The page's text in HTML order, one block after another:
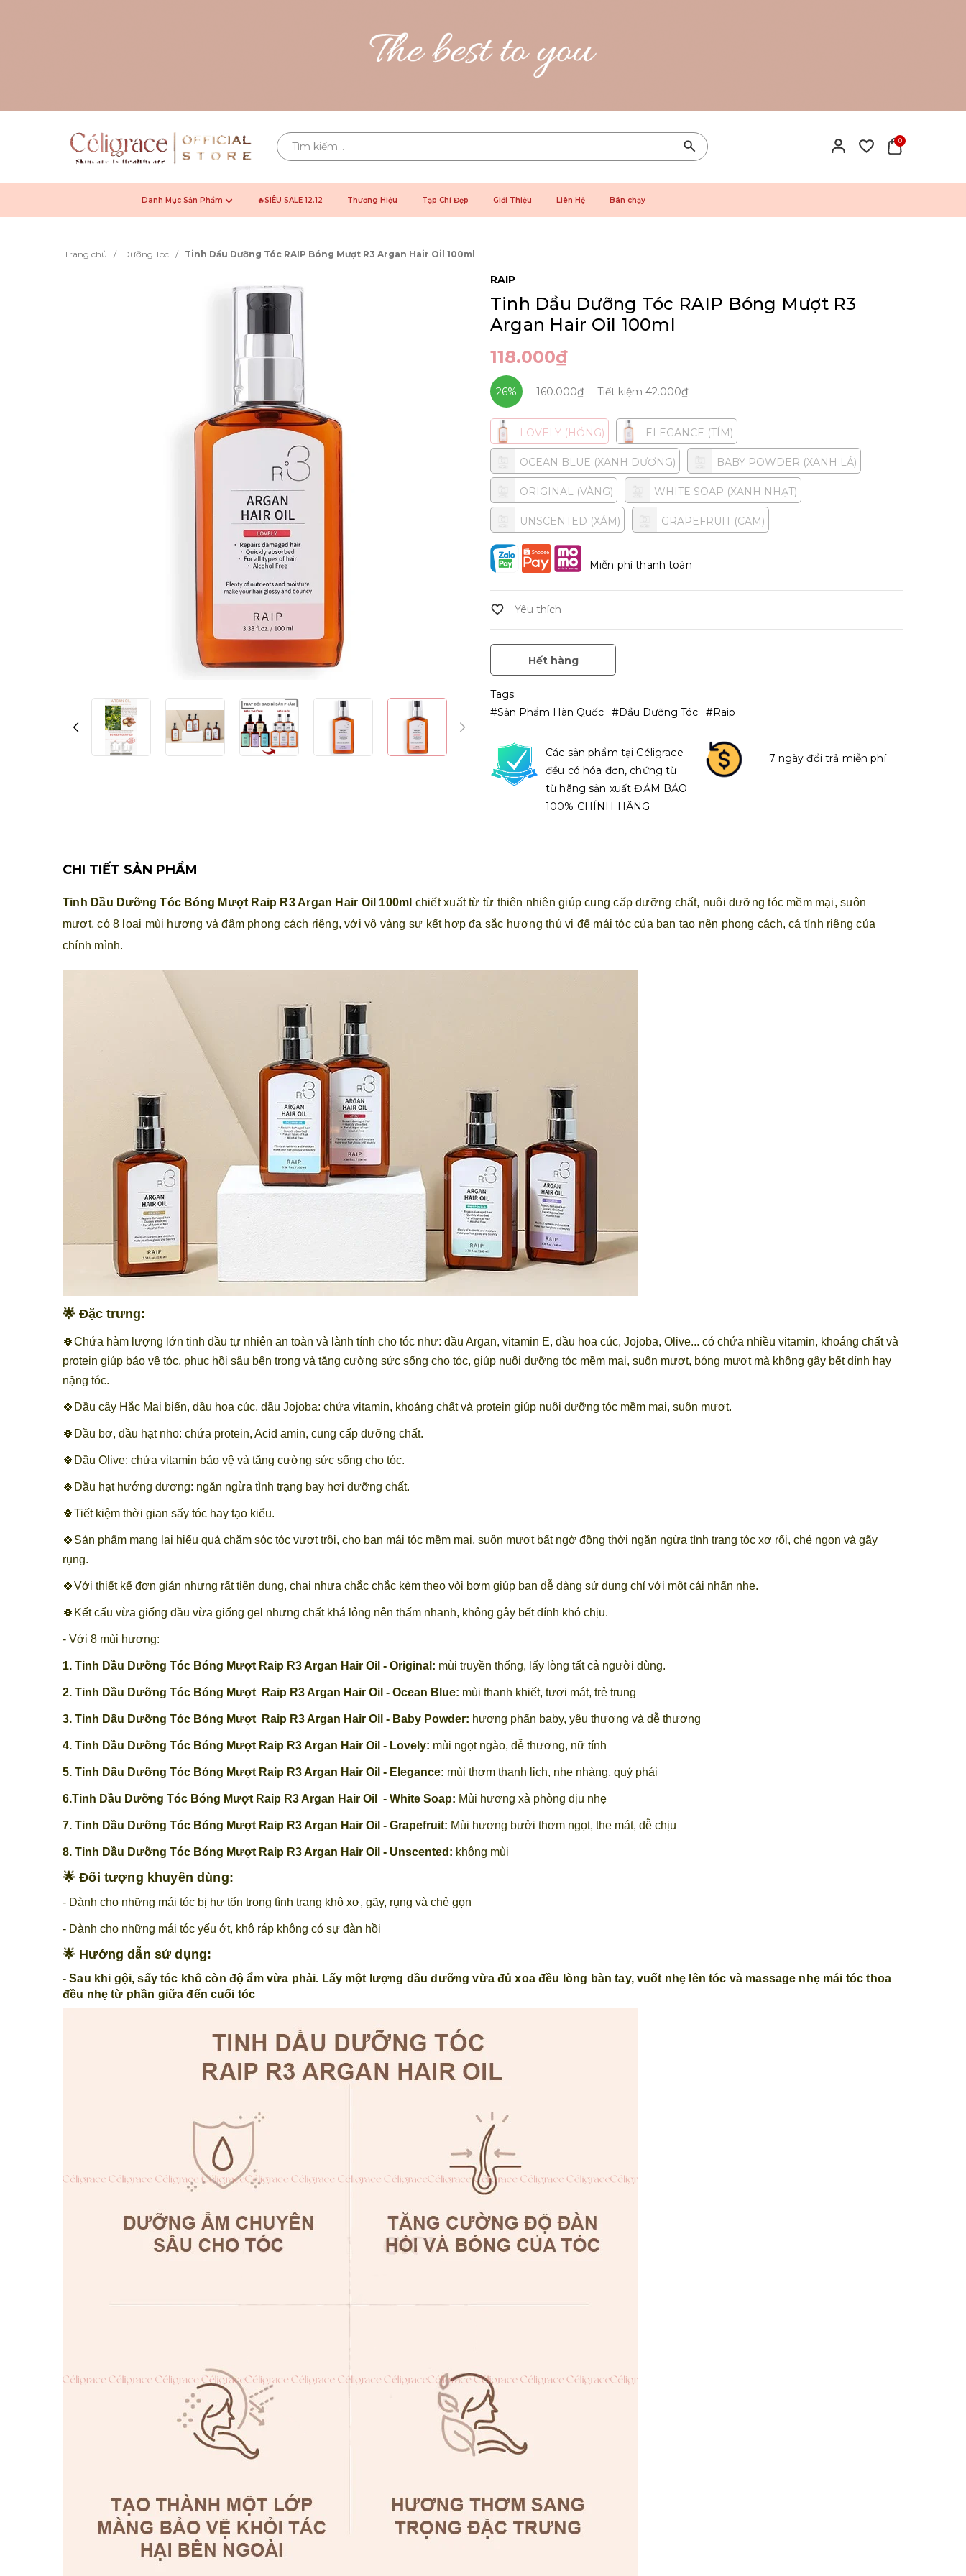
0
Danh Mục Sản Phẩm 🔥SIÊU SALE 12.12 Thương Hiệu Tạp Chí Đẹp Giới Thiệu Liên Hệ Bán chạy
Trang chủ / Dưỡng Tóc / Tinh Dầu Dưỡng Tóc RAIP Bóng Mượt R3 Argan Hair Oil 100ml
RAIP
Tinh Dầu Dưỡng Tóc RAIP Bóng Mượt R3
Argan Hair Oil 100ml
118.000₫
-26% 160.000₫ Tiết kiệm 42.000₫
LOVELY (HỒNG) ELEGANCE (TÍM)
OCEAN BLUE (XANH DƯƠNG) BABY POWDER (XANH LÁ)
ORIGINAL (VÀNG) WHITE SOAP (XANH NHẠT)
UNSCENTED (XÁM) GRAPEFRUIT (CAM)
Miễn phí thanh toán
Hết hàng
Tags:
#Sản Phẩm Hàn Quốc
#Dầu Dưỡng Tóc #Raip
Các sản phẩm tại Céligrace
đều có hóa đơn, chứng từ
từ hãng sản xuất ĐẢM BẢO
100% CHÍNH HÃNG
7 ngày đổi trả miễn phí
CHI TIẾT SẢN PHẨM
Tinh Dầu Dưỡng Tóc Bóng Mượt Raip R3 Argan Hair Oil 100ml chiết xuất từ từ thiên nhiên giúp cung cấp dưỡng chất, nuôi dưỡng tóc mềm mại, suôn
mượt, có 8 loại mùi hương và đậm phong cách riêng, với vô vàng sự kết hợp đa sắc hương thú vị để mái tóc của bạn tạo nên phong cách, cá tính riêng của
chính mình.
🌟 Đặc trưng:
🍀Chứa hàm lượng lớn tinh dầu tự nhiên an toàn và lành tính cho tóc như: dầu Argan, vitamin E, dầu hoa cúc, Jojoba, Olive... có chứa nhiều vitamin, khoáng chất và
protein giúp bảo vệ tóc, phục hồi sâu bên trong và tăng cường sức sống cho tóc, giúp nuôi dưỡng tóc mềm mại, suôn mượt, bóng mượt mà không gây bết dính hay
nặng tóc.
🍀Dầu cây Hắc Mai biển, dầu hoa cúc, dầu Jojoba: chứa vitamin, khoáng chất và protein giúp nuôi dưỡng tóc mềm mại, suôn mượt.
🍀Dầu bơ, dầu hạt nho: chứa protein, Acid amin, cung cấp dưỡng chất.
🍀Dầu Olive: chứa vitamin bảo vệ và tăng cường sức sống cho tóc.
🍀Dầu hạt hướng dương: ngăn ngừa tình trạng bay hơi dưỡng chất.
🍀Tiết kiệm thời gian sấy tóc hay tạo kiểu.
🍀Sản phẩm mang lại hiểu quả chăm sóc tóc vượt trội, cho bạn mái tóc mềm mại, suôn mượt bất ngờ đồng thời ngăn ngừa tình trạng tóc xơ rối, chẻ ngọn và gãy
rụng.
🍀Với thiết kế đơn giản nhưng rất tiện dụng, chai nhựa chắc chắc kèm theo vòi bơm giúp bạn dễ dàng sử dụng chỉ với một cái nhấn nhẹ.
🍀Kết cấu vừa giống dầu vừa giống gel nhưng chất khá lỏng nên thấm nhanh, không gây bết dính khó chịu.
- Với 8 mùi hương:
1. Tinh Dầu Dưỡng Tóc Bóng Mượt Raip R3 Argan Hair Oil - Original: mùi truyền thống, lấy lòng tất cả người dùng.
2. Tinh Dầu Dưỡng Tóc Bóng Mượt Raip R3 Argan Hair Oil - Ocean Blue: mùi thanh khiết, tươi mát, trẻ trung
3. Tinh Dầu Dưỡng Tóc Bóng Mượt Raip R3 Argan Hair Oil - Baby Powder: hương phấn baby, yêu thương và dễ thương
4. Tinh Dầu Dưỡng Tóc Bóng Mượt Raip R3 Argan Hair Oil - Lovely: mùi ngọt ngào, dễ thương, nữ tính
5. Tinh Dầu Dưỡng Tóc Bóng Mượt Raip R3 Argan Hair Oil - Elegance: mùi thơm thanh lịch, nhẹ nhàng, quý phái
6.Tinh Dầu Dưỡng Tóc Bóng Mượt Raip R3 Argan Hair Oil - White Soap: Mùi hương xà phòng dịu nhẹ
7. Tinh Dầu Dưỡng Tóc Bóng Mượt Raip R3 Argan Hair Oil - Grapefruit: Mùi hương bưởi thơm ngọt, the mát, dễ chịu
8. Tinh Dầu Dưỡng Tóc Bóng Mượt Raip R3 Argan Hair Oil - Unscented: không mùi
🌟 Đối tượng khuyên dùng:
- Dành cho những mái tóc bị hư tổn trong tình trang khô xơ, gãy, rụng và chẻ gọn
- Dành cho những mái tóc yếu ớt, khô ráp không có sự đàn hồi
🌟 Hướng dẫn sử dụng:
- Sau khi gội, sấy tóc khô còn độ ẩm vừa phải. Lấy một lượng dầu dưỡng vừa đủ xoa đều lòng bàn tay, vuốt nhẹ lên tóc và massage nhẹ mái tóc thoa
đều nhẹ từ phần giữa đến cuối tóc